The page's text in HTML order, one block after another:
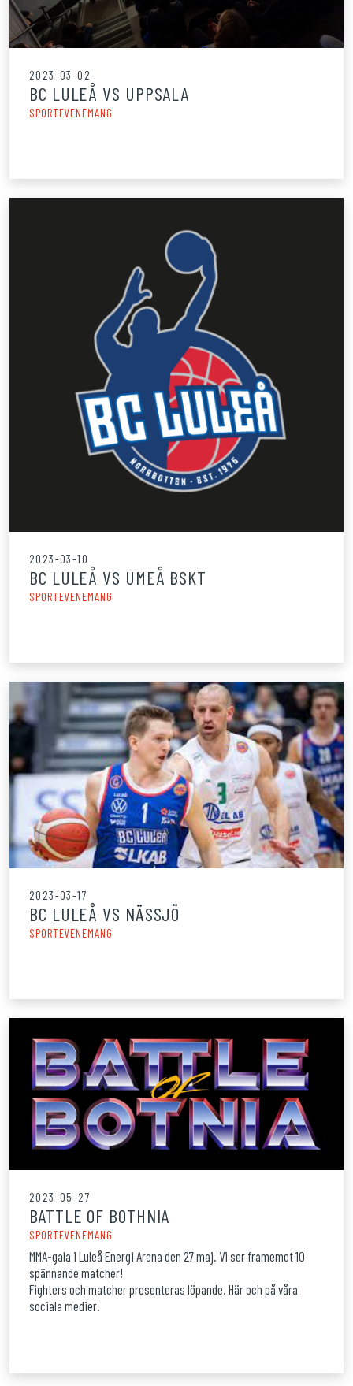
2023-03-02
BC LULEÅ VS UPPSALA
SPORTEVENEMANG
2023-03-10
BC LULEÅ VS UMEÅ BSKT
SPORTEVENEMANG
2023-03-17
BC LULEÅ VS NÄSSJÖ
SPORTEVENEMANG
2023-05-27
BATTLE OF BOTHNIA
SPORTEVENEMANG
MMA-gala i Luleå Energi Arena den 27 maj. Vi ser framemot 10
spännande matcher!
Fighters och matcher presenteras löpande. Här och på våra
sociala medier.